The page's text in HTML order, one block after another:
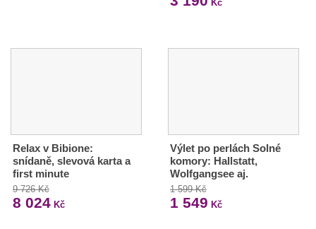
Kč
Relax v Bibione:
snídaně, slevová karta a
first minute
9 726 Kč
8 024 Kč
Výlet po perlách Solné
komory: Hallstatt,
Wolfgangsee aj.
1 599 Kč
1 549 Kč